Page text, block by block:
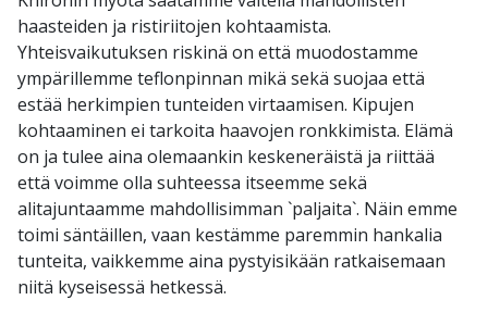
haasteiden ja ristiriitojen kohtaamista.
Yhteisvaikutuksen riskinä on että muodostamme
ympärillemme teflonpinnan mikä sekä suojaa että
estää herkimpien tunteiden virtaamisen. Kipujen
kohtaaminen ei tarkoita haavojen ronkkimista. Elämä
on ja tulee aina olemaankin keskeneräistä ja riittää
että voimme olla suhteessa itseemme sekä
alitajuntaamme mahdollisimman `paljaita`. Näin emme
toimi säntäillen, vaan kestämme paremmin hankalia
tunteita, vaikkemme aina pystyisikään ratkaisemaan
niitä kyseisessä hetkessä.